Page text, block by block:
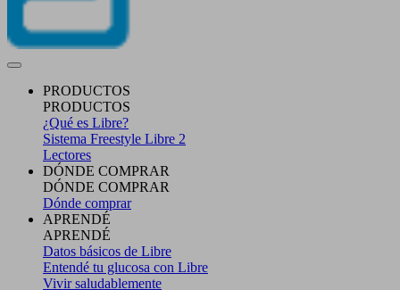
PRODUCTOS
PRODUCTOS
¿Qué es Libre?
Sistema Freestyle Libre 2
Lectores
DÓNDE COMPRAR
DÓNDE COMPRAR
Dónde comprar
APRENDÉ
APRENDÉ
Datos básicos de Libre
Entendé tu glucosa con Libre
Vivir saludablemente